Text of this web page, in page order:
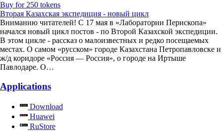
Buy for 250 tokens
Вторая Казахская экспедиция - новый цикл
Вниманию читателей! С 17 мая в «Лаборатории Перископа»
начался новый цикл постов - по Второй Казахской экспедиции.
В этом цикле - рассказ о малоизвестных и редко посещаемых
местах. О самом «русском» городе Казахстана Петропавловске и
ж/д коридоре «Россия — Россия», о городе на Иртыше
Павлодаре. О…
Applications
Download
Huawei
RuStore